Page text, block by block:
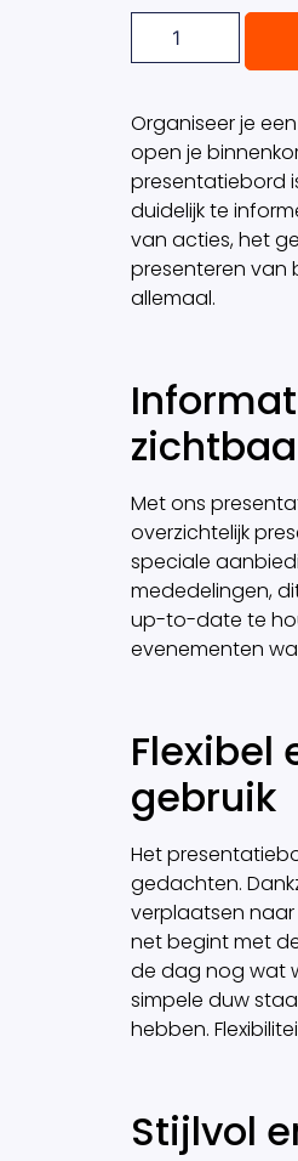
Organiseer je
open je
presentatiebord
duidelijk te
van acties, het
presenteren van
allemaal.
Met ons
overzichtelijk
speciale
mededelingen,
up-to-date te
evenementen
Flexibel
gebruik
Het
gedachten.
verplaatsen
net begint met
de dag nog wat
simpele duw
hebben.
Stijlvol